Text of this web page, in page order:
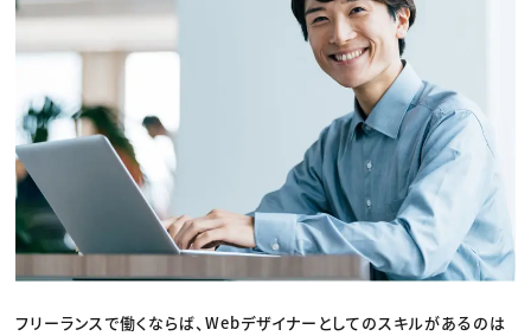
フリーランスで働くならば、Webデザイナーとしてのスキルがあるのは